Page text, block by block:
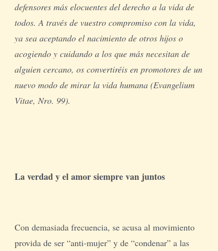
defensores más elocuentes del derecho a la vida de
todos. A través de vuestro compromiso con la vida,
ya sea aceptando el nacimiento de otros hijos o
acogiendo y cuidando a los que más necesitan de
alguien cercano, os convertiréis en promotores de un
nuevo modo de mirar la vida humana (Evangelium
Vitae, Nro. 99).
La verdad y el amor siempre van juntos
Con demasiada frecuencia, se acusa al movimiento
provida de ser “anti-mujer” y de “condenar” a las